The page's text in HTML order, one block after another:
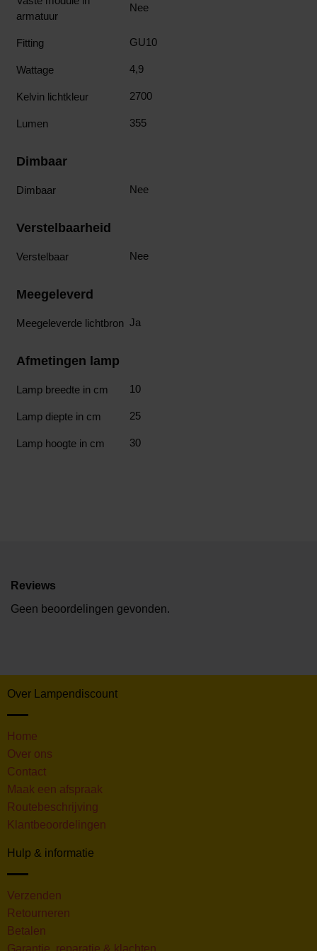
armatuur
Nee
Fitting GU10
Wattage 4,9
Kelvin lichtkleur 2700
Lumen 355
Dimbaar
Dimbaar Nee
Verstelbaarheid
Verstelbaar Nee
Meegeleverd
Meegeleverde lichtbron Ja
Afmetingen lamp
Lamp breedte in cm 10
Lamp diepte in cm 25
Lamp hoogte in cm 30
Reviews
Geen beoordelingen gevonden.
Over Lampendiscount
Home
Over ons
Contact
Maak een afspraak
Routebeschrijving
Klantbeoordelingen
Hulp & informatie
Verzenden
Retourneren
Betalen
Garantie, reparatie & klachten